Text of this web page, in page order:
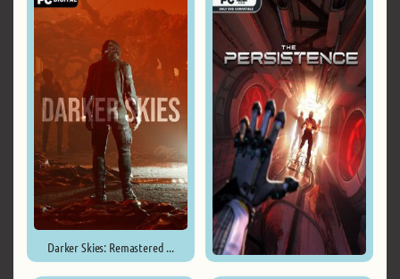
Darker Skies: Remastered ...